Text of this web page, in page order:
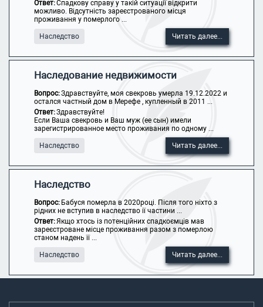
Ответ:Спадкову справу у такій ситуації відкрити
можливо. Відсутність зареєстрованого місця
проживання у померлого ...
Наследство Читать далее...
Наследование недвижимости
Вопрос:Здравствуйте, моя свекровь умерла 19.12.2022 и
остался частный дом в Мерефе , купленный в 2011 ...
Ответ:Здравствуйте!
Если Ваша свекровь и Ваш муж (ее сын) имели
зарегистрированное место проживания по одному ...
Наследство Читать далее...
Наследство
Вопрос: Бабуся померла в 2020році. Після того ніхто з
рідних не вступив в наследство ії частини ...
Ответ:Якщо хтось із потенційних спадкоємців мав
зареєстроване місце проживання разом з померлою
станом надень її ...
Наследство Читать далее...